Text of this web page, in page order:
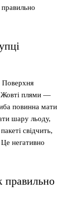
правильно
Поверхня
Жовті плями —
повинна мати
шару льоду,
свідчить,
негативно
правильно